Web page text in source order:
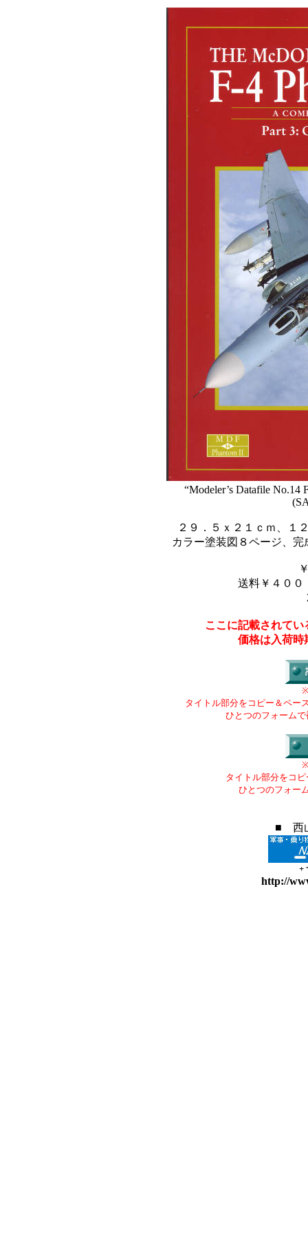
“Modeler’s Datafile No.14
２９．５ｘ２１ｃｍ、１
カラー塗装図８ページ、
送料￥４００
ここに記載されて
価格は入荷時
タイトル部分をコピー＆ペー
ひとつのフォーム
タイトル部分をコ
ひとつのフォー
■ 西
+
http://